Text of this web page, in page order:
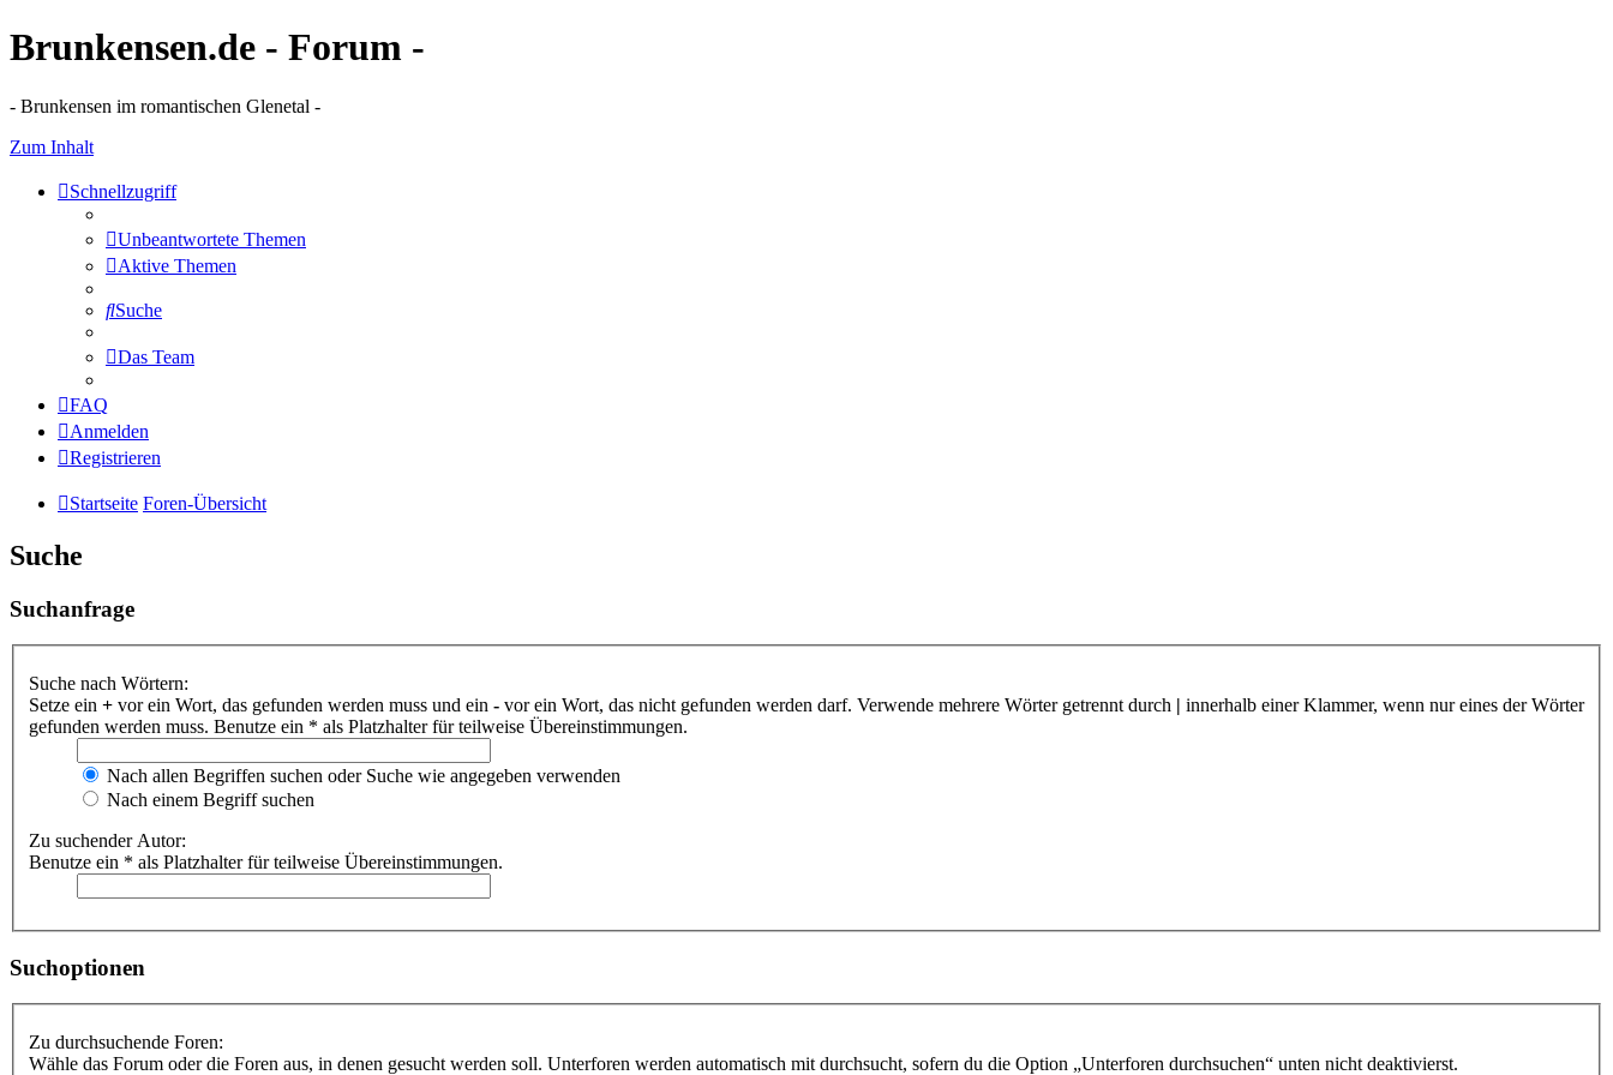
Brunkensen.de - Forum -
- Brunkensen im romantischen Glenetal -
Zum Inhalt
Schnellzugriff
Unbeantwortete Themen
Aktive Themen
Suche
Das Team
FAQ
Anmelden
Registrieren
Startseite Foren-Übersicht
Suche
Suchanfrage
Suche nach Wörtern:
Setze ein + vor ein Wort, das gefunden werden muss und ein - vor ein Wort, das nicht gefunden werden darf. Verwende mehrere Wörter getrennt durch | innerhalb einer Klammer, wenn nur eines der Wörter
gefunden werden muss. Benutze ein * als Platzhalter für teilweise Übereinstimmungen.
Nach allen Begriffen suchen oder Suche wie angegeben verwenden
Nach einem Begriff suchen
Zu suchender Autor:
Benutze ein * als Platzhalter für teilweise Übereinstimmungen.
Suchoptionen
Zu durchsuchende Foren:
Wähle das Forum oder die Foren aus, in denen gesucht werden soll. Unterforen werden automatisch mit durchsucht, sofern du die Option „Unterforen durchsuchen“ unten nicht deaktivierst.